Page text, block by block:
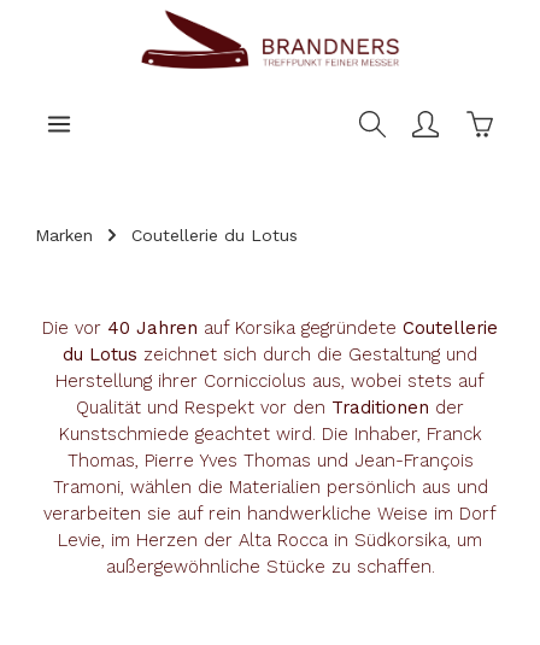
Marken Coutellerie du Lotus
Die vor 40 Jahren auf Korsika gegründete Coutellerie
du Lotus zeichnet sich durch die Gestaltung und
Herstellung ihrer Cornicciolus aus, wobei stets auf
Qualität und Respekt vor den Traditionen der
Kunstschmiede geachtet wird. Die Inhaber, Franck
Thomas, Pierre Yves Thomas und Jean-François
Tramoni, wählen die Materialien persönlich aus und
verarbeiten sie auf rein handwerkliche Weise im Dorf
Levie, im Herzen der Alta Rocca in Südkorsika, um
außergewöhnliche Stücke zu schaffen.